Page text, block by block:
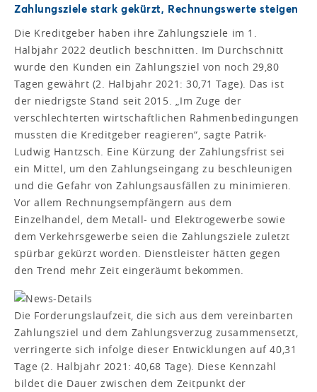
Zahlungsziele stark gekürzt, Rechnungswerte steigen
Die Kreditgeber haben ihre Zahlungsziele im 1.
Halbjahr 2022 deutlich beschnitten. Im Durchschnitt
wurde den Kunden ein Zahlungsziel von noch 29,80
Tagen gewährt (2. Halbjahr 2021: 30,71 Tage). Das ist
der niedrigste Stand seit 2015. „Im Zuge der
verschlechterten wirtschaftlichen Rahmenbedingungen
mussten die Kreditgeber reagieren“, sagte Patrik-
Ludwig Hantzsch. Eine Kürzung der Zahlungsfrist sei
ein Mittel, um den Zahlungseingang zu beschleunigen
und die Gefahr von Zahlungsausfällen zu minimieren.
Vor allem Rechnungsempfängern aus dem
Einzelhandel, dem Metall- und Elektrogewerbe sowie
dem Verkehrsgewerbe seien die Zahlungsziele zuletzt
spürbar gekürzt worden. Dienstleister hätten gegen
den Trend mehr Zeit eingeräumt bekommen.
Die Forderungslaufzeit, die sich aus dem vereinbarten
Zahlungsziel und dem Zahlungsverzug zusammensetzt,
verringerte sich infolge dieser Entwicklungen auf 40,31
Tage (2. Halbjahr 2021: 40,68 Tage). Diese Kennzahl
bildet die Dauer zwischen dem Zeitpunkt der